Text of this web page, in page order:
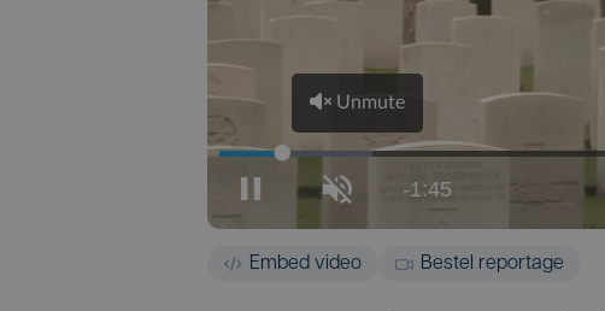
Embed video Bestel reportage